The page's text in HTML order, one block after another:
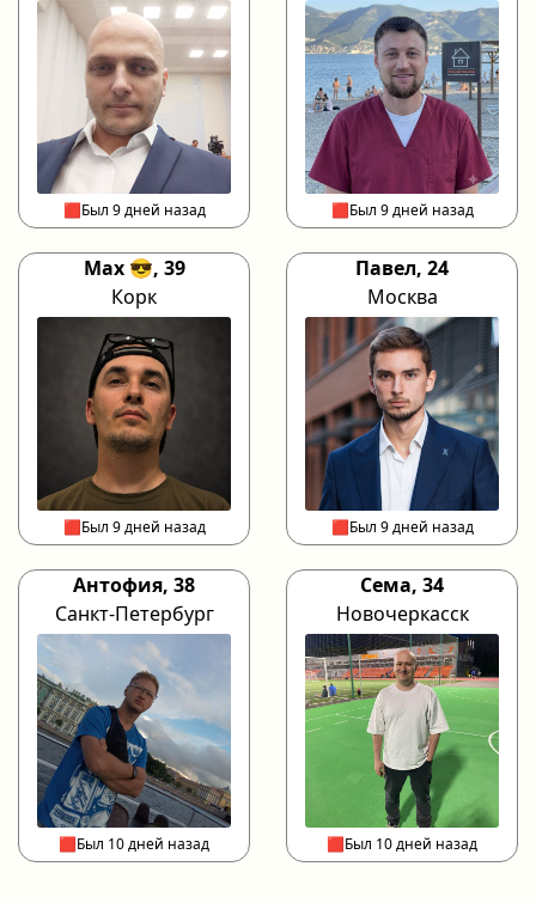
🟥Был 9 дней назад 🟥Был 9 дней назад
Max 😎, 39
Корк
🟥Был 9 дней назад
Павел, 24
Москва
🟥Был 9 дней назад
Антофия, 38
Санкт-Петербург
🟥Был 10 дней назад
Сема, 34
Новочеркасск
🟥Был 10 дней назад